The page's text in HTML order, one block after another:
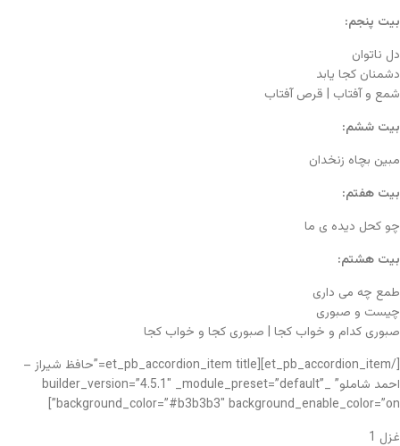
بیت پنجم:
دل ناتوان
دشمنان کجا یابد
شمع و آفتاب | قرص آفتاب
بیت ششم:
مبین بچاه زنخدان
بیت هفتم:
چو کحل دیده ی ما
بیت هشتم:
طمع چه می داری
چیست و صبوری
صبوری کدام و خواب کجا | صبوری کجا و خواب کجا
[/et_pb_accordion_item][et_pb_accordion_item title=”حافظ شیراز –
احمد شاملو” _builder_version=”4.5.1″ _module_preset=”default”
background_color=”#b3b3b3″ background_enable_color=”on”]
غزل 1